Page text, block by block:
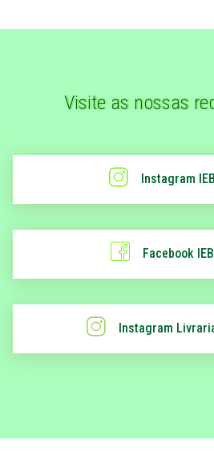
Visite as nossas
Instagram
Facebook
Instagram